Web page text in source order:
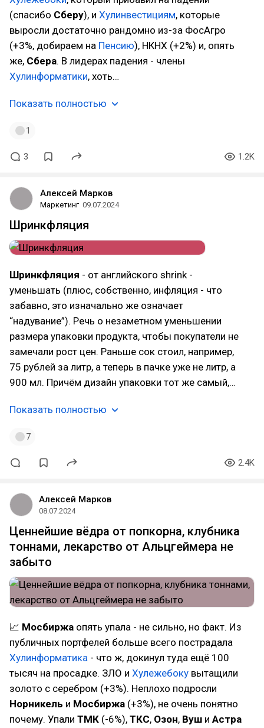
(спасибо Сберу), и Хулинвестициям, которые
выросли достаточно рандомно из-за ФосАгро
(+3%, добираем на Пенсию), НКНХ (+2%) и, опять
же, Сбера. В лидерах падения - члены
Хулинформатики, хоть…
Показать полностью
1
3 1.2K
Алексей Марков
Маркетинг 09.07.2024
Шринкфляция
Шринкфляция - от английского shrink -
уменьшать (плюс, собственно, инфляция - что
забавно, это изначально же означает
“надувание”). Речь о незаметном уменьшении
размера упаковки продукта, чтобы покупатели не
замечали рост цен. Раньше сок стоил, например,
75 рублей за литр, а теперь в пачке уже не литр, а
900 мл. Причём дизайн упаковки тот же самый,…
Показать полностью
7
2.4K
Алексей Марков
08.07.2024
Ценнейшие вёдра от попкорна, клубника
тоннами, лекарство от Альцгеймера не
забыто
📈 Мосбиржа опять упала - не сильно, но факт. Из
публичных портфелей больше всего пострадала
Хулинформатика - что ж, докинул туда ещё 100
тысяч на просадке. ЗЛО и Хулежебоку вытащили
золото с серебром (+3%). Неплохо подросли
Норникель и Мосбиржа (+3%), не очень понятно
почему. Упали ТМК (-6%), ТКС, Озон, Вуш и Астра